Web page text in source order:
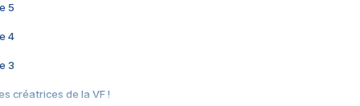
5
4
3
créatrices de la VF !